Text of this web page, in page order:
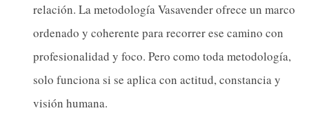
relación. La metodología Vasavender ofrece un marco
ordenado y coherente para recorrer ese camino con
profesionalidad y foco. Pero como toda metodología,
solo funciona si se aplica con actitud, constancia y
visión humana.